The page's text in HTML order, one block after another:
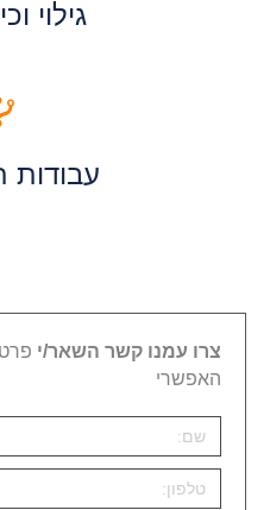
גילוי
צרו עמנו קשר השאר/י
האפשרי